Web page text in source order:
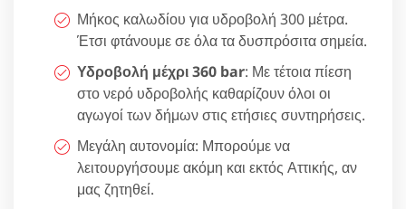
Μήκος καλωδίου για υδροβολή 300 μέτρα.
Έτσι φτάνουμε σε όλα τα δυσπρόσιτα σημεία.
Υδροβολή μέχρι 360 bar: Με τέτοια πίεση
στο νερό υδροβολής καθαρίζουν όλοι οι
αγωγοί των δήμων στις ετήσιες συντηρήσεις.
Μεγάλη αυτονομία: Μπορούμε να
λειτουργήσουμε ακόμη και εκτός Αττικής, αν
μας ζητηθεί.